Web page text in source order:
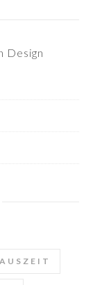
Design
AUSZEIT